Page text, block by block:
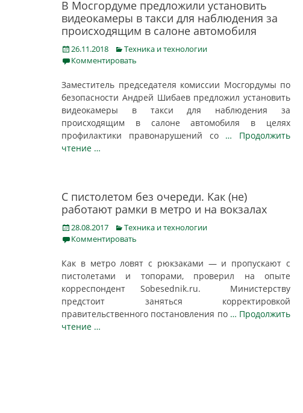
В Мосгордуме предложили установить
видеокамеры в такси для наблюдения за
происходящим в салоне автомобиля
Posted
on
26.11.2018 Categories
Техника и технологии
Комментировать
Заместитель председателя комиссии Мосгордумы по
безопасности Андрей Шибаев предложил установить
видеокамеры в такси для наблюдения за
происходящим в салоне автомобиля в целях
профилактики правонарушений со … Продолжить
чтение …
С пистолетом без очереди. Как (не)
работают рамки в метро и на вокзалах
Posted
on
28.08.2017 Categories
Техника и технологии
Комментировать
Как в метро ловят с рюкзаками — и пропускают с
пистолетами и топорами, проверил на опыте
корреспондент Sobesednik.ru. Министерству
предстоит заняться корректировкой
правительственного постановления по … Продолжить
чтение …